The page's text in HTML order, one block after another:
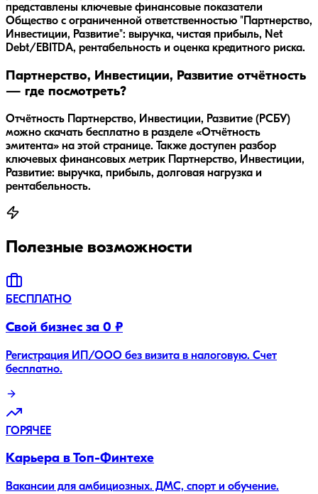
представлены ключевые финансовые показатели
Общество с ограниченной ответственностью "Партнерство,
Инвестиции, Развитие": выручка, чистая прибыль, Net
Debt/EBITDA, рентабельность и оценка кредитного риска.
Партнерство, Инвестиции, Развитие отчётность
— где посмотреть?
Отчётность Партнерство, Инвестиции, Развитие (РСБУ)
можно скачать бесплатно в разделе «Отчётность
эмитента» на этой странице. Также доступен разбор
ключевых финансовых метрик Партнерство, Инвестиции,
Развитие: выручка, прибыль, долговая нагрузка и
рентабельность.
Полезные возможности
БЕСПЛАТНО
Свой бизнес за 0 ₽
Регистрация ИП/ООО без визита в налоговую. Счет
бесплатно.
ГОРЯЧЕЕ
Карьера в Топ-Финтехе
Вакансии для амбициозных. ДМС, спорт и обучение.